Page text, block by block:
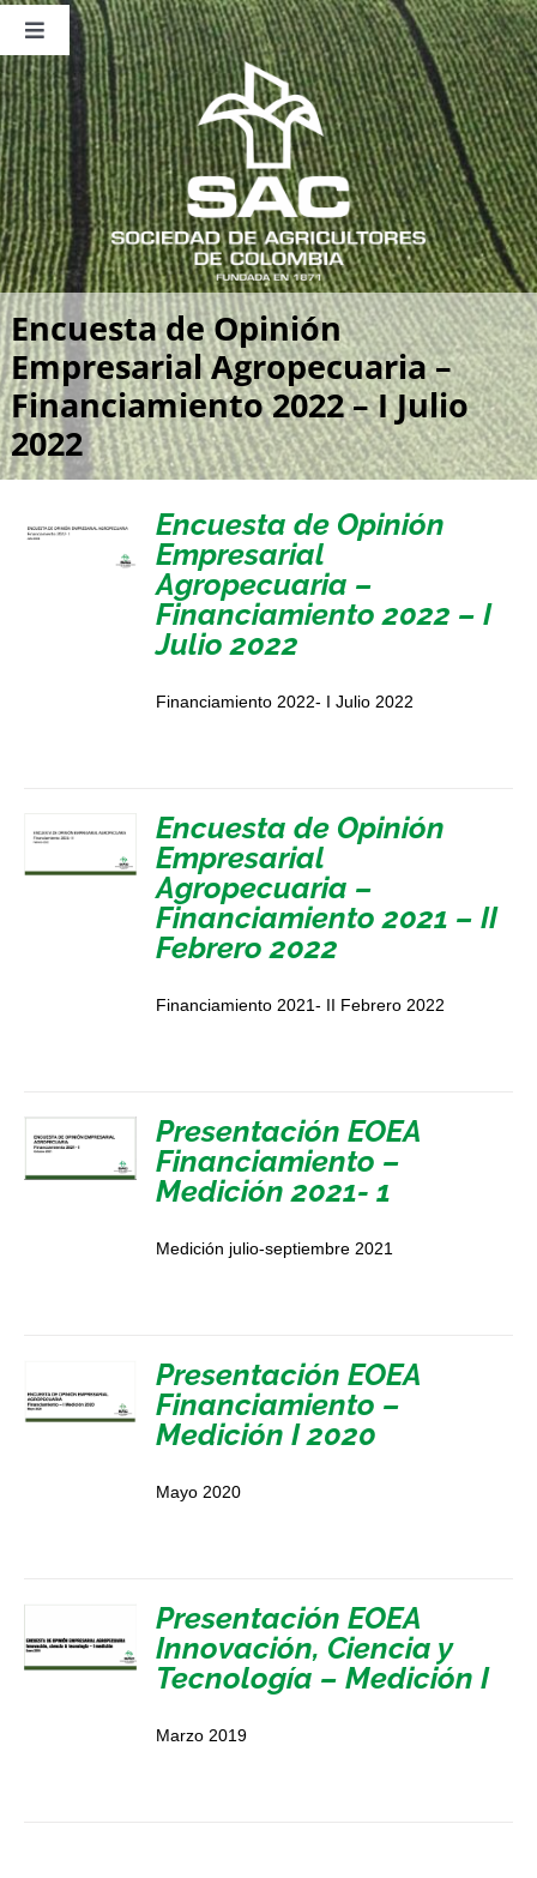
Saltar
contenido
Toggle
Navigation
Nosotros
Publicaciones
Sala de Prensa
Eventos
Encuesta de Opinión
Empresarial Agropecuaria –
Financiamiento 2022 – I Julio
2022
Encuesta de Opinión
Empresarial
Agropecuaria –
Financiamiento 2022 – I
Julio 2022
Financiamiento 2022- I Julio 2022
Encuesta de Opinión
Empresarial
Agropecuaria –
Financiamiento 2021 – II
Febrero 2022
Financiamiento 2021- II Febrero 2022
Presentación EOEA
Financiamiento –
Medición 2021- 1
Medición julio-septiembre 2021
Presentación EOEA
Financiamiento –
Medición I 2020
Mayo 2020
Presentación EOEA
Innovación, Ciencia y
Tecnología – Medición I
Marzo 2019